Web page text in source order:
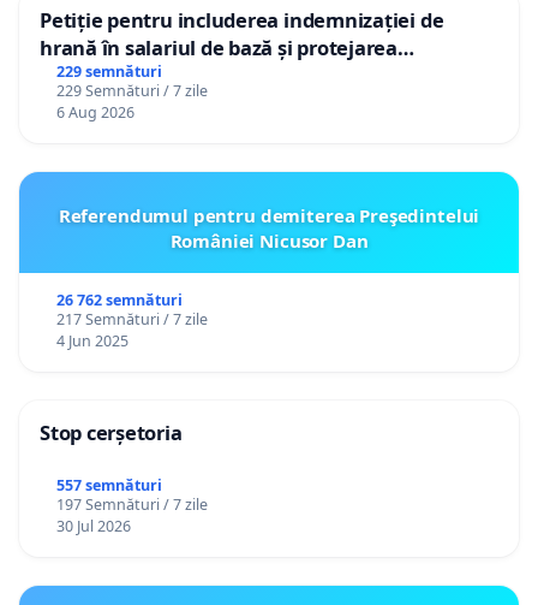
Petiție pentru includerea indemnizației de
hrană în salariul de bază și protejarea
gradațiilor de vechime pentru asistenții
personali
229 semnături
229 Semnături / 7 zile
6 Aug 2026
Referendumul pentru demiterea Preşedintelui
României Nicusor Dan
26 762 semnături
217 Semnături / 7 zile
4 Jun 2025
Stop cerșetoria
557 semnături
197 Semnături / 7 zile
30 Jul 2026